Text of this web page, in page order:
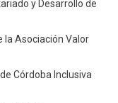
y Desarrollo de
la Asociación Valor
Córdoba Inclusiva